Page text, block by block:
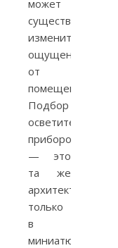
может
существенно
изменить
ощущение
от
помещения.
Подбор
осветительных
приборов
— это
та же
архитектура,
только
в
миниатюре.